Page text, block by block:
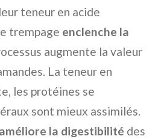
teneur en acide
trempage enclenche la
augmente la valeur
La teneur en
les protéines se
sont mieux assimilés.
améliore la digestibilité des